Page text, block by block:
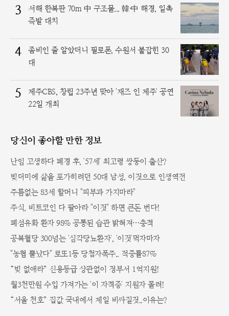
3
서해 한복판 70m 中 구조물... 韓·中 해경, 일촉
즉발 대치
4
좀비인 줄 알았더니 필로폰, 수원서 붙잡힌 30
대
5
제주CBS, 창립 23주년 맞아 '재즈 인 제주' 공연
22일 개최
당신이 좋아할 만한 정보
난임 고생하다 폐경 후, '57세' 최고령 쌍둥이 출산?
빚더미에 삶을 포가히려던 50대 남성, 이것으로 인생역전
주름없는 83세 할머니 "피부과 가지마라"
주식, 비트코인 다 팔아라 "이것" 하면 큰돈 번다!
폐섬유화 환자 98% 공통된 습관 밝혀져…충격
공복혈당 300넘는 '심각당뇨환자', '이것'먹자마자
"농협 뿔났다" 로또1등 당첨자폭주.. 적중률87%
“빚 없애라” 신용등급 상관없이 정부서 1억지원!
월3천만원 수입 가져가는 '이 자격증' 지원자 몰려!
“서울 천호” 집값 국내에서 제일 비싸질것..이유는?